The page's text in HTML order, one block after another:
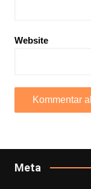
Website
Meta